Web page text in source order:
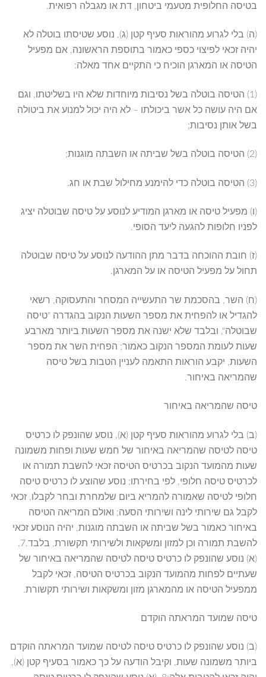
בטיסה החלופית מטעמי ביטחון, דת או מגבלה רפואית.
(ה) בלי לגרוע מהוראות סעיף קטן (ג), נוסע שטיסתו בוטלה לא
יהיה זכאי לפיצוי כספי כאמור בתוספת הראשונה, אם מפעיל
הטיסה או המארגן הוכיח כי התקיים אחד מאלה:
(1) הטיסה בוטלה בשל נסיבות מיוחדות שלא היו בשליטתו, וגם
אם היה עושה כל אשר ביכולתו – לא היה יכול למנוע את ביטולה
בשל אותן נסיבות;
(2) הטיסה בוטלה בשל שביתה או השבתה מוגנות;
(3) הטיסה בוטלה כדי להימנע מחילול שבת או חג.
(ו) מפעיל טיסה או מארגן המודיע לנוסע על טיסה שבוטלה יציג
לפניו חלופות להגעה ליעד הסופי.
(ז) חובת ההוכחה בדבר מתן ההודעה לנוסע על טיסה שבוטלה
תחול על מפעיל הטיסה או על המארגן.
(ח) השר, בהסכמת שר התעשייה המסחר והתעסוקה, רשאי
להגדיל או להפחית את מספר השעות הנקוב בהגדרה "טיסה
שבוטלה", ובלבד שלא ישנה את מספר השעות ביותר מארבע
שעות לעומת המספר הנקוב כאמור; הפחית השר את מספר
השעות, יקבע הוראות התאמה לעניין הטבות בשל טיסה
שהמריאה באיחור.
טיסה שהמריאה באיחור
(ב) בלי לגרוע מהוראות סעיף קטן (א), נוסע שהונפק לו כרטיס
טיסה לטיסה שהמריאה באיחור של חמש שעות ופחות משמונה
שעות מהמועד הנקוב בכרטיס הטיסה זכאי להשבת תמורה או
לכרטיס טיסה חלופי, לפי בחירתו; נוסע שהוצע לו כרטיס טיסה
חלופי לטיסה שאמורה להמריא ביום שלמחרת ובחר לקבלו, זכאי
לקבל גם שירותי לינה ושירותי הסעה; ואולם המריאה הטיסה
באיחור כאמור בשל שביתה או השבתה מוגנות, יהיה הנוסע זכאי
להשבת תמורה וכן למזון ומשקאות ולשירותי תקשורת, בלבד.7.
(א) נוסע שהונפק לו כרטיס טיסה לטיסה שהמריאה באיחור של
שעתיים לפחות מהמועד הנקוב בכרטיס הטיסה, זכאי לקבל
ממפעיל הטיסה או מהמארגן מזון ומשקאות ושירותי תקשורת.
טיסה שמועד המראתה הוקדם
(ב) נוסע שהונפק לו כרטיס טיסה לטיסה שמועד המראתה הוקדם
ביותר משמונה שעות, וקיבל הודעה על כך כאמור בסעיף קטן (א),